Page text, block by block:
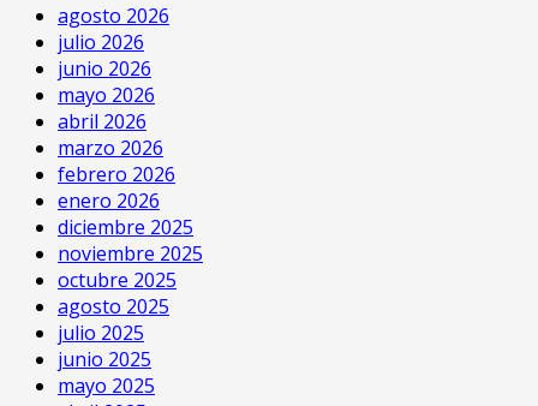
agosto 2026
julio 2026
junio 2026
mayo 2026
abril 2026
marzo 2026
febrero 2026
enero 2026
diciembre 2025
noviembre 2025
octubre 2025
agosto 2025
julio 2025
junio 2025
mayo 2025